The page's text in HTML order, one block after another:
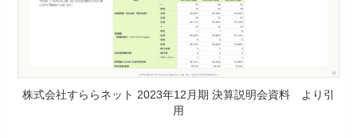
株式会社すららネット 2023年12月期 決算説明会資料 より引
用